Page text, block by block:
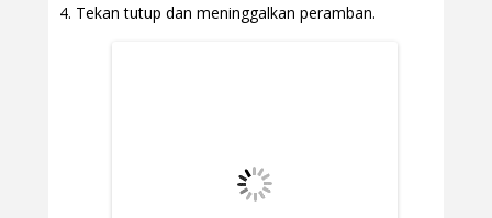
Tekan tutup dan meninggalkan peramban.